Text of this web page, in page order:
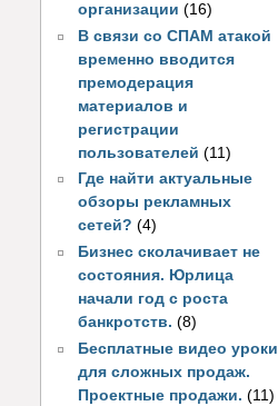
организации (16)
В связи со СПАМ атакой
временно вводится
премодерация
материалов и
регистрации
пользователей(11)
Где найти актуальные
обзоры рекламных
сетей? (4)
Бизнес сколачивает не
состояния. Юрлица
начали год с роста
банкротств. (8)
Бесплатные видео уроки
для сложных продаж.
Проектные продажи. (11)